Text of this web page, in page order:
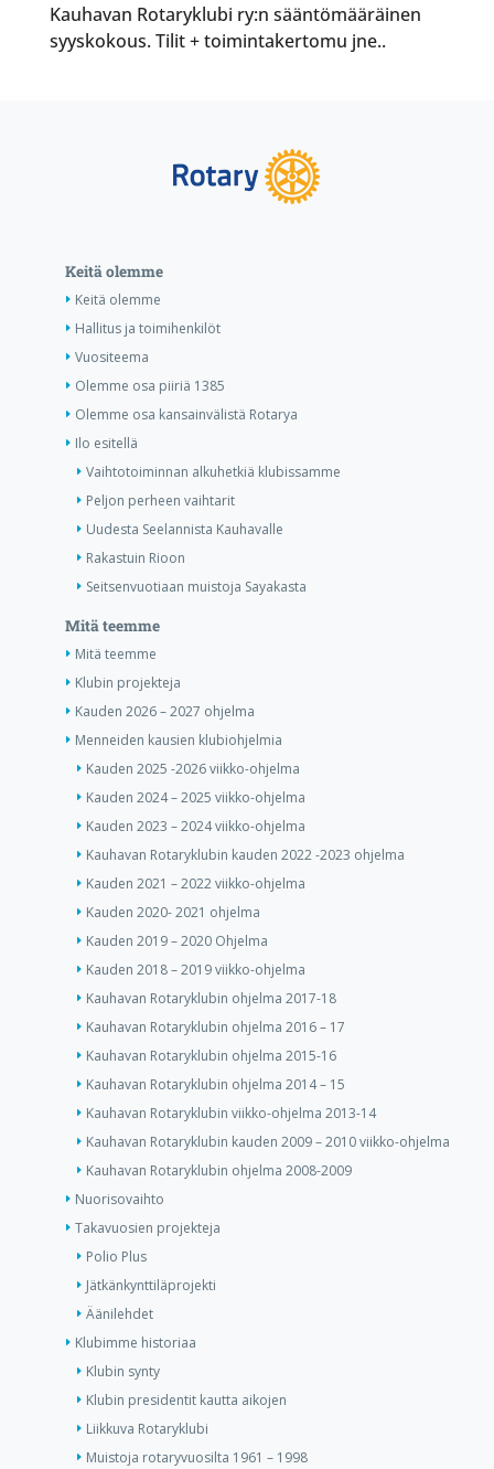
Kauhavan Rotaryklubi ry:n sääntömääräinen
syyskokous. Tilit + toimintakertomu jne..
Keitä olemme
Keitä olemme
Hallitus ja toimihenkilöt
Vuositeema
Olemme osa piiriä 1385
Olemme osa kansainvälistä Rotarya
Ilo esitellä
Vaihtotoiminnan alkuhetkiä klubissamme
Peljon perheen vaihtarit
Uudesta Seelannista Kauhavalle
Rakastuin Rioon
Seitsenvuotiaan muistoja Sayakasta
Mitä teemme
Mitä teemme
Klubin projekteja
Kauden 2026 – 2027 ohjelma
Menneiden kausien klubiohjelmia
Kauden 2025 -2026 viikko-ohjelma
Kauden 2024 – 2025 viikko-ohjelma
Kauden 2023 – 2024 viikko-ohjelma
Kauhavan Rotaryklubin kauden 2022 -2023 ohjelma
Kauden 2021 – 2022 viikko-ohjelma
Kauden 2020- 2021 ohjelma
Kauden 2019 – 2020 Ohjelma
Kauden 2018 – 2019 viikko-ohjelma
Kauhavan Rotaryklubin ohjelma 2017-18
Kauhavan Rotaryklubin ohjelma 2016 – 17
Kauhavan Rotaryklubin ohjelma 2015-16
Kauhavan Rotaryklubin ohjelma 2014 – 15
Kauhavan Rotaryklubin viikko-ohjelma 2013-14
Kauhavan Rotaryklubin kauden 2009 – 2010 viikko-ohjelma
Kauhavan Rotaryklubin ohjelma 2008-2009
Nuorisovaihto
Takavuosien projekteja
Polio Plus
Jätkänkynttiläprojekti
Äänilehdet
Klubimme historiaa
Klubin synty
Klubin presidentit kautta aikojen
Liikkuva Rotaryklubi
Muistoja rotaryvuosilta 1961 – 1998